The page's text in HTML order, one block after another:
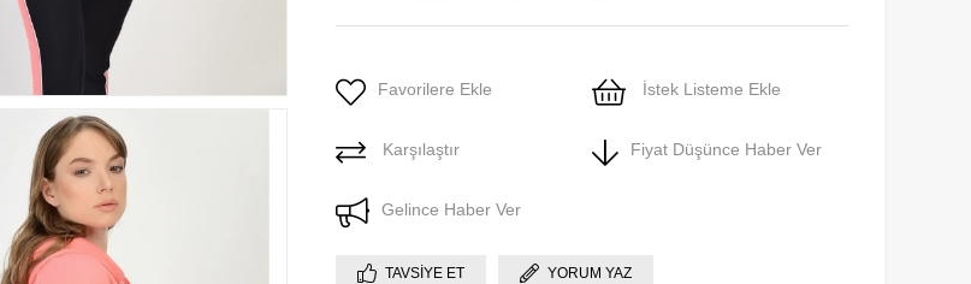
Favorilere Ekle İstek Listeme Ekle
Karşılaştır Fiyat Düşünce Haber Ver
Gelince Haber Ver
TAVSIYE ET YORUM YAZ